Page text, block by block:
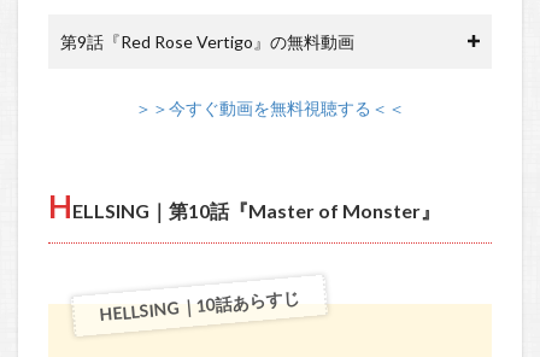
第9話『Red Rose Vertigo』の無料動画
＞＞今すぐ動画を無料視聴する＜＜
HELLSING｜第10話『Master of Monster』
HELLSING｜10話あらすじ